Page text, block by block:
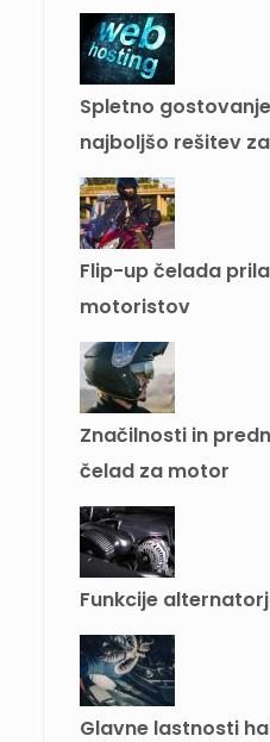
Spletno
najboljšo rešitev
Flip-up čelada
motoristov
Značilnosti in
čelad za motor
Funkcije
Glavne lastnosti